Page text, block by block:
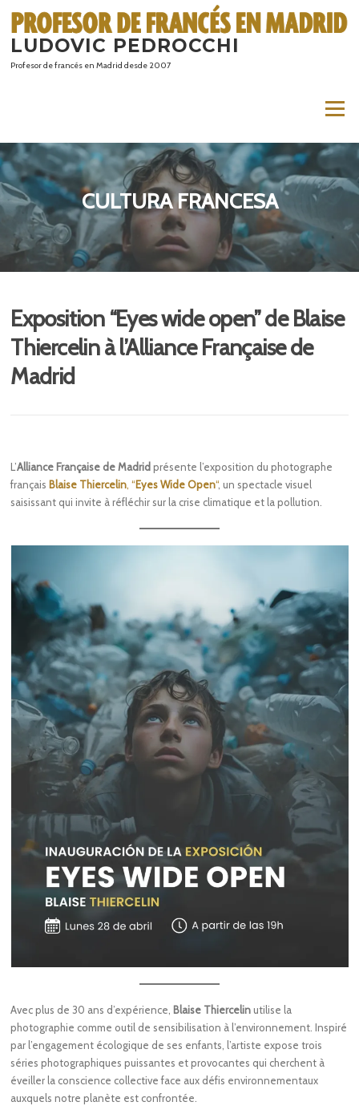
contenido
LUDOVIC PEDROCCHI
Profesor de francés en Madrid desde 2007
Menú
CULTURA FRANCESA
Exposition “Eyes wide open” de Blaise
Thiercelin à l’Alliance Française de
Madrid
L’Alliance Française de Madrid présente l’exposition du photographe
français Blaise Thiercelin, “Eyes Wide Open“, un spectacle visuel
saisissant qui invite à réfléchir sur la crise climatique et la pollution.
Avec plus de 30 ans d’expérience, Blaise Thiercelinutilise la
photographie comme outil de sensibilisation à l’environnement. Inspiré
par l’engagement écologique de ses enfants, l’artiste expose trois
séries photographiques puissantes et provocantes qui cherchent à
éveiller la conscience collective face aux défis environnementaux
auxquels notre planète est confrontée.